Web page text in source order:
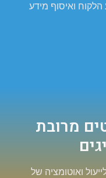
הלקוח ואיסוף מידע
מרובת
ואוטומציה של